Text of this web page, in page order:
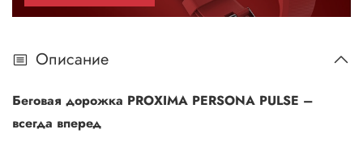
Описание
Беговая дорожка PROXIMA PERSONA PULSE –
всегда вперед